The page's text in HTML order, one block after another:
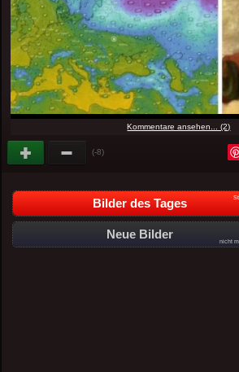
Kommentare ansehen... (2)
(-8)
Bilder des Tages
Neue Bilder
nicht